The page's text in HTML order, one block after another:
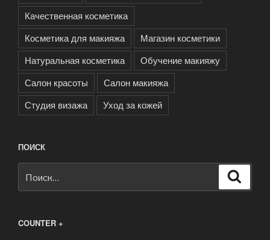
Качественная косметика
Косметика для макияжа
Магазин косметики
Натуральная косметика
Обучение макияжу
Салон красоты
Салон макияжа
Студия визажа
Уход за кожей
ПОИСК
COUNTER +